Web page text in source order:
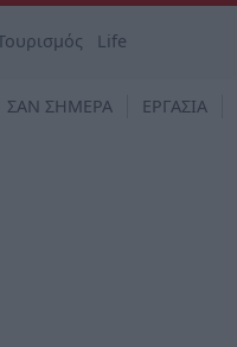
Life
ΣΑΝ ΣΗΜΕΡΑ ΕΡΓΑΣΙΑ